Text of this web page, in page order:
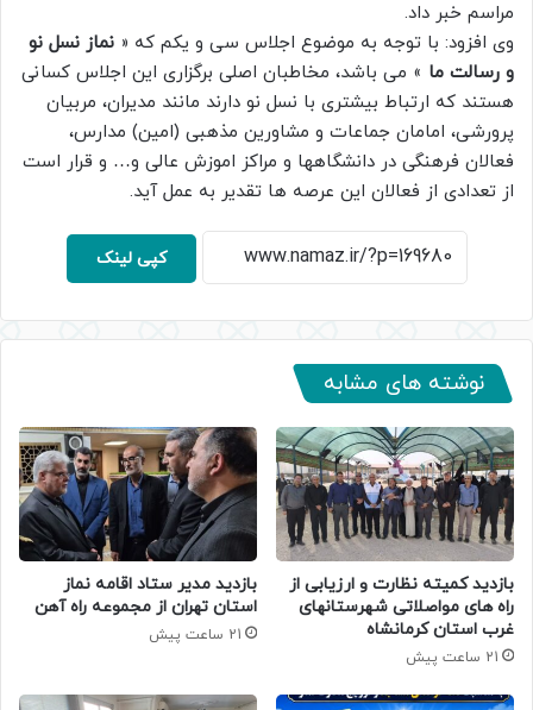
مراسم خبر داد.
وی افزود: با توجه به موضوع اجلاس سی و یکم که « نماز نسل نو
و رسالت ما » می باشد، مخاطبان اصلی برگزاری این اجلاس کسانی
هستند که ارتباط بیشتری با نسل نو دارند مانند مدیران، مربیان
پرورشی، امامان جماعات و مشاورین مذهبی (امین) مدارس،
فعالان فرهنگی در دانشگاهها و مراکز اموزش عالی و… و قرار است
از تعدادی از فعالان این عرصه ها تقدیر به عمل آید.
کپی لینک
نوشته های مشابه
بازدید کمیته نظارت و ارزیابی از
راه های مواصلاتی شهرستانهای
غرب استان کرمانشاه
21 ساعت پیش
بازدید مدیر ستاد اقامه نماز
استان تهران از مجموعه راه آهن
21 ساعت پیش